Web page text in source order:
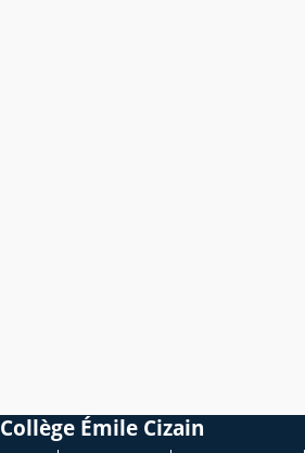
Collège Émile Cizain